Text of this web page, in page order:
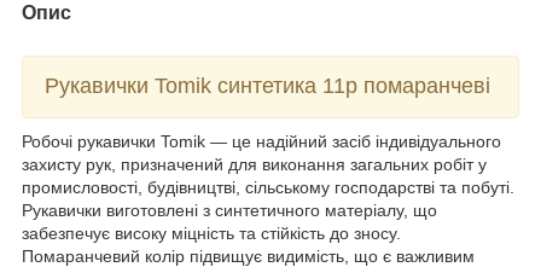
Опис
Рукавички Tomik синтетика 11р помаранчеві
Робочі рукавички Tomik — це надійний засіб індивідуального
захисту рук, призначений для виконання загальних робіт у
промисловості, будівництві, сільському господарстві та побуті.
Рукавички виготовлені з синтетичного матеріалу, що
забезпечує високу міцність та стійкість до зносу.
Помаранчевий колір підвищує видимість, що є важливим